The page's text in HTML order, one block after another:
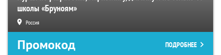
школы «Бруноям»
Россия
Промокод ПОДРОБНЕЕ